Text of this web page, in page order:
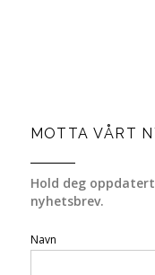
MOTTA VÅRT
Hold deg
nyhetsbrev.
Navn